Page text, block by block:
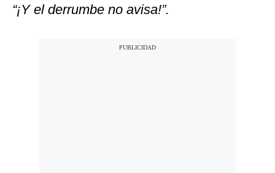
“¡Y el derrumbe no avisa!”.